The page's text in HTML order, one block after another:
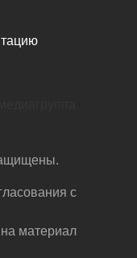
с
материал